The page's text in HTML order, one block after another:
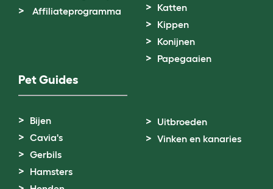
Affiliateprogramma
Katten
Kippen
Konijnen
Papegaaien
Pet Guides
Bijen
Cavia's
Gerbils
Hamsters
Uitbroeden
Vinken en kanaries